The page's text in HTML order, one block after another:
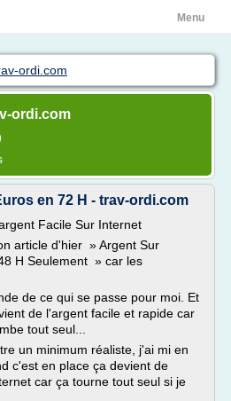
Menu
ordi.com
ordi.com
en 72 H - trav-ordi.com
Facile Sur Internet
article d'hier » Argent Sur
H Seulement » car les
de ce qui se passe pour moi. Et
de l'argent facile et rapide car
tout seul...
un minimum réaliste, j'ai mi en
c'est en place ça devient de
car ça tourne tout seul si je